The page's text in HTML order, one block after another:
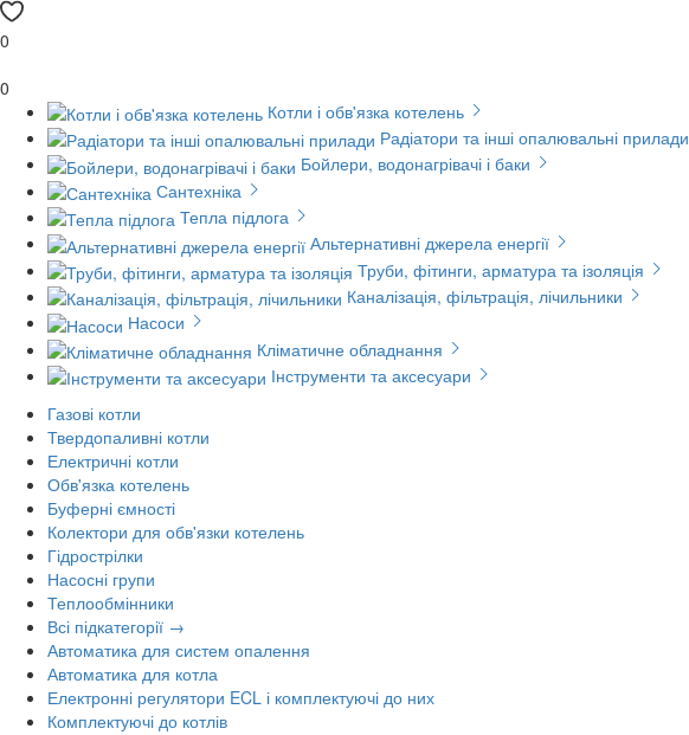
0
0
Котли і обв'язка котелень
Радіатори та інші опалювальні прилади
Бойлери, водонагрівачі і баки
Сантехніка
Тепла підлога
Альтернативні джерела енергії
Труби, фітинги, арматура та ізоляція
Каналізація, фільтрація, лічильники
Насоси
Кліматичне обладнання
Інструменти та аксесуари
Газові котли
Твердопаливні котли
Електричні котли
Обв'язка котелень
Буферні ємності
Колектори для обв'язки котелень
Гідрострілки
Насосні групи
Теплообмінники
Всі підкатегорії →
Автоматика для систем опалення
Автоматика для котла
Електронні регулятори ECL і комплектуючі до них
Комплектуючі до котлів